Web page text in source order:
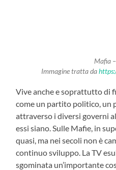
Mafia
Immagine tratta da
Vive anche e soprattutto di
come un partito politico, un
attraverso i diversi governi
essi siano. Sulle Mafie, in
quasi, ma nei secoli non è
continuo sviluppo. La TV
sgominata un’importante